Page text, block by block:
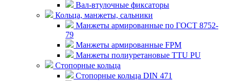
Вал-втулочные фиксаторы
Кольца, манжеты, сальники
Манжеты армированные по ГОСТ 8752-
79
Манжеты армированные FPM
Манжеты полиуретановые TTU PU
Стопорные кольца
Стопорные кольца DIN 471